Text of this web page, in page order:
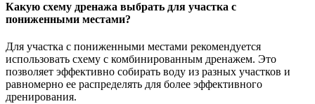
Какую схему дренажа выбрать для участка с
пониженными местами?
Для участка с пониженными местами рекомендуется
использовать схему с комбинированным дренажем. Это
позволяет эффективно собирать воду из разных участков и
равномерно ее распределять для более эффективного
дренирования.